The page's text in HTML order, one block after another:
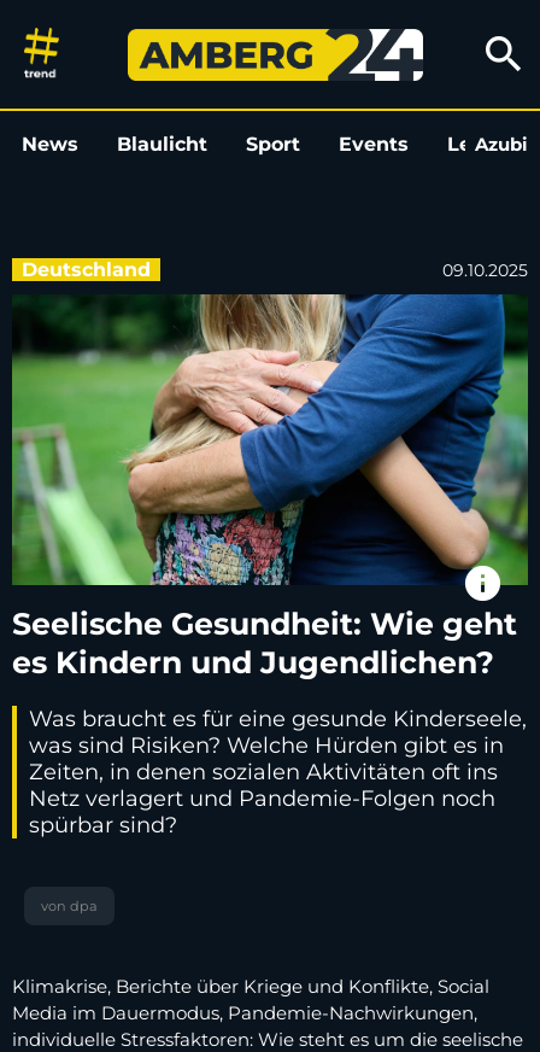
Seelische Gesundheit: Wie
search
News Blaulicht Sport Events LeoAzubi
Deutschland 09.10.2025
info
Seelische Gesundheit: Wie geht
es Kindern und Jugendlichen?
Was braucht es für eine gesunde Kinderseele,
was sind Risiken? Welche Hürden gibt es in
Zeiten, in denen sozialen Aktivitäten oft ins
Netz verlagert und Pandemie-Folgen noch
spürbar sind?
von dpa
Klimakrise, Berichte über Kriege und Konflikte, Social
Media im Dauermodus, Pandemie-Nachwirkungen,
individuelle Stressfaktoren: Wie steht es um die seelische